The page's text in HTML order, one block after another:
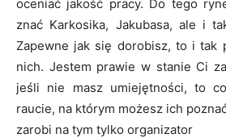
oceniać jakość pracy. Do tego
znać Karkosika, Jakubasa, ale i
Zapewne jak się dorobisz, to i tak
nich. Jestem prawie w stanie Ci
jeśli nie masz umiejętności, to
raucie, na którym możesz ich
zarobi na tym tylko organizator